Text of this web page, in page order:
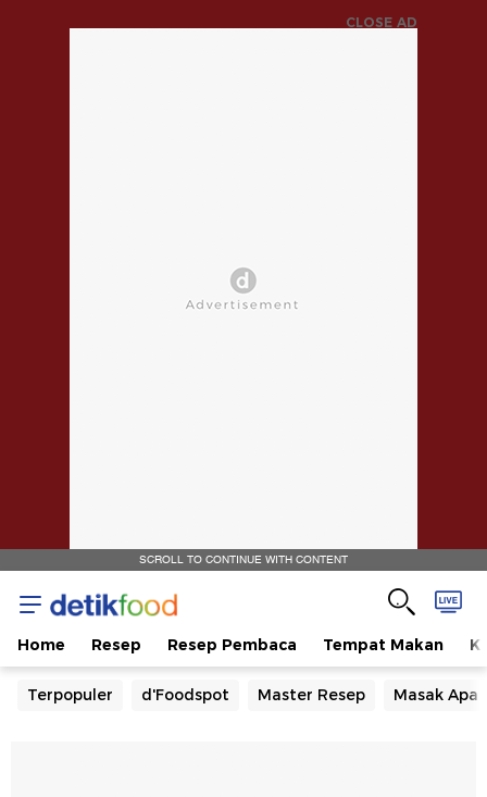
CLOSE AD
SCROLL TO CONTINUE WITH CONTENT
Home Resep Resep Pembaca Tempat Makan
Terpopuler d'Foodspot Master Resep Masak Apa